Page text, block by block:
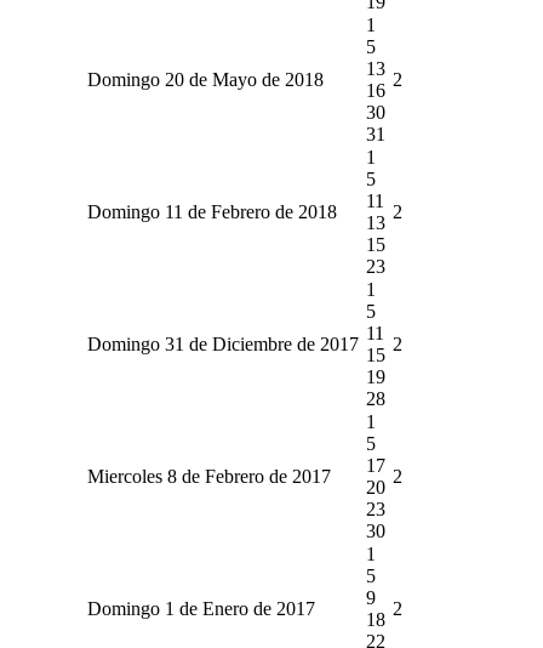
Domingo 20 de Mayo de 2018
1
5
13
16
30
31
2
Domingo 11 de Febrero de 2018
1
5
11
13
15
23
2
Domingo 31 de Diciembre de 2017
1
5
11
15
19
28
2
Miercoles 8 de Febrero de 2017
1
5
17
20
23
30
2
Domingo 1 de Enero de 2017
1
5
9
18
22
2